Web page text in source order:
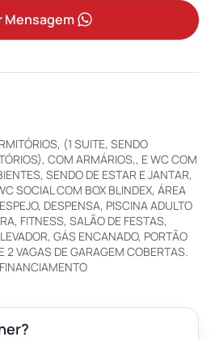
Mensagem
(1 SUITE, SENDO
COM ARMÁRIOS,, E WC COM
SENDO DE ESTAR E JANTAR,
SOCIAL COM BOX BLINDEX, ÁREA
DESPENSA, PISCINA ADULTO
FITNESS, SALÃO DE FESTAS,
GÁS ENCANADO, PORTÃO
2 VAGAS DE GARAGEM COBERTAS.